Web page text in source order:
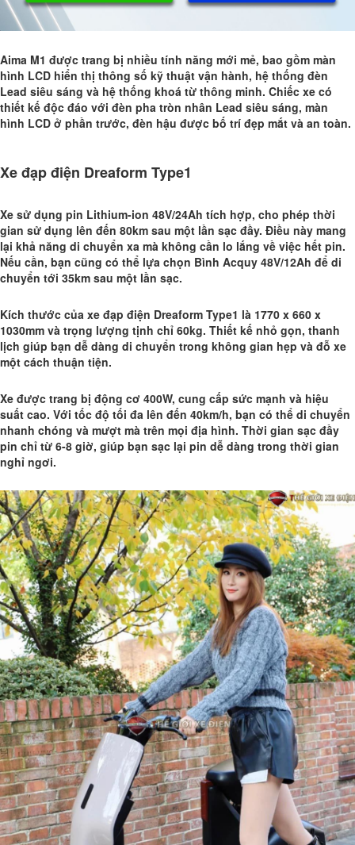
Aima M1 được trang bị nhiều tính năng mới mẻ, bao gồm màn
hình LCD hiển thị thông số kỹ thuật vận hành, hệ thống đèn
Lead siêu sáng và hệ thống khoá từ thông minh. Chiếc xe có
thiết kế độc đáo với đèn pha tròn nhân Lead siêu sáng, màn
hình LCD ở phần trước, đèn hậu được bố trí đẹp mắt và an toàn.
Xe đạp điện Dreaform Type1
Xe sử dụng pin Lithium-ion 48V/24Ah tích hợp, cho phép thời
gian sử dụng lên đến 80km sau một lần sạc đầy. Điều này mang
lại khả năng di chuyển xa mà không cần lo lắng về việc hết pin.
Nếu cần, bạn cũng có thể lựa chọn Bình Acquy 48V/12Ah để di
chuyển tới 35km sau một lần sạc.
Kích thước của xe đạp điện Dreaform Type1 là 1770 x 660 x
1030mm và trọng lượng tịnh chỉ 60kg. Thiết kế nhỏ gọn, thanh
lịch giúp bạn dễ dàng di chuyển trong không gian hẹp và đỗ xe
một cách thuận tiện.
Xe được trang bị động cơ 400W, cung cấp sức mạnh và hiệu
suất cao. Với tốc độ tối đa lên đến 40km/h, bạn có thể di chuyển
nhanh chóng và mượt mà trên mọi địa hình. Thời gian sạc đầy
pin chỉ từ 6-8 giờ, giúp bạn sạc lại pin dễ dàng trong thời gian
nghỉ ngơi.